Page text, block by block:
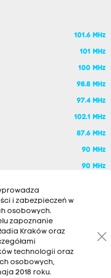
101.6 MHz
101 MHz
100 MHz
98.8 MHz
97.4 MHz
102.1 MHz
87.6 MHz
90 MHz
90 MHz
Słowackiego 22, 30-007
i zabezpieczeń w
osobowych.
zapoznanie
Kraków oraz
technologii oraz
osobowych,
2018 roku.